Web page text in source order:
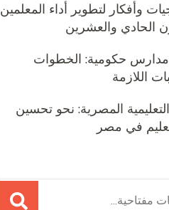
وأفكار لتطوير أداء المعلمين
الحادي والعشرين
حكومية: الخطوات
اللازمة
المصرية: نحو تحسين
في مصر